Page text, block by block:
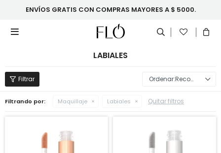
ENVÍOS GRATIS CON COMPRAS MAYORES A $ 5000.

LABIALES
Recomendados
Filtrando por: Maquillaje Labiales Quitar filtros